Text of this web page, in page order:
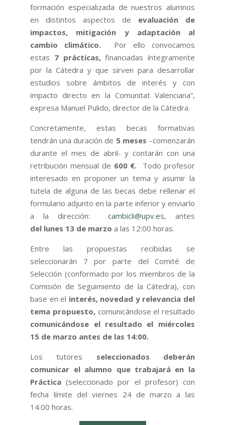
formación especializada de nuestros alumnos
en distintos aspectos de evaluación de
impactos, mitigación y adaptación al
cambio climático. Por ello convocamos
estas 7 prácticas,financiadas íntegramente
por la Cátedra y que sirven para desarrollar
estudios sobre ámbitos de interés y con
impacto directo en la Comunitat Valenciana”,
expresa Manuel Pulido, director de la Cátedra.
Concretamente, estas becas formativas
tendrán una duración de 5 meses –comenzarán
durante el mes de abril- y contarán con una
retribución mensual de 600 €. Todo profesor
interesado en proponer un tema y asumir la
tutela de alguna de las becas debe rellenar el
formulario adjunto en la parte inferior y enviarlo
a la dirección: cambicli@upv.es, antes
del lunes 13 de marzoa las 12:00 horas.
Entre las propuestas recibidas se
seleccionarán 7 por parte del Comité de
Selección (conformado por los miembros de la
Comisión de Seguimiento de la Cátedra), con
base en el interés, novedad y relevancia del
tema propuesto, comunicándose el resultado
comunicándose el resultado el miércoles
15 de marzo antes de las 14:00.
Los tutores seleccionados deberán
comunicar el alumno que trabajará en la
Práctica (seleccionado por el profesor) con
fecha límite del viernes 24 de marzo a las
14:00 horas.